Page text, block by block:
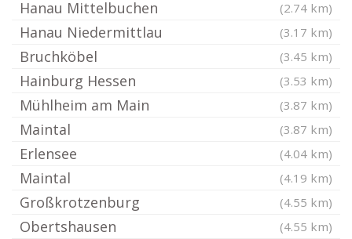
Hanau Mittelbuchen (2.74 km)
Hanau Niedermittlau (3.17 km)
Bruchköbel (3.45 km)
Hainburg Hessen (3.53 km)
Mühlheim am Main (3.87 km)
Maintal (3.87 km)
Erlensee (4.04 km)
Maintal (4.19 km)
Großkrotzenburg (4.55 km)
Obertshausen (4.55 km)